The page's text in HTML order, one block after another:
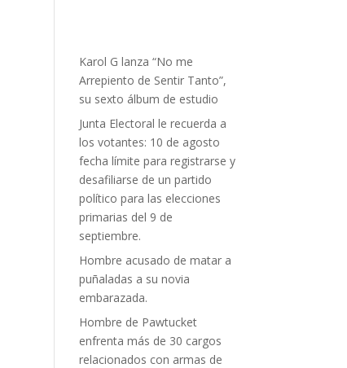
Karol G lanza “No me
Arrepiento de Sentir Tanto”,
su sexto álbum de estudio
Junta Electoral le recuerda a
los votantes: 10 de agosto
fecha límite para registrarse y
desafiliarse de un partido
político para las elecciones
primarias del 9 de
septiembre.
Hombre acusado de matar a
puñaladas a su novia
embarazada.
Hombre de Pawtucket
enfrenta más de 30 cargos
relacionados con armas de